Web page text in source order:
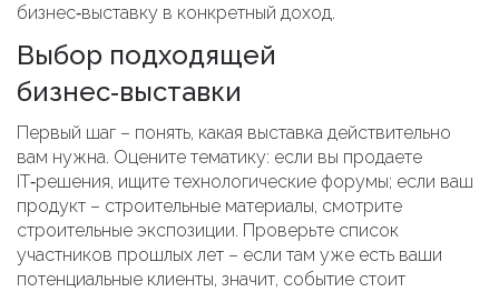
бизнес‑выставку в конкретный доход.
Выбор подходящей
бизнес‑выставки
Первый шаг – понять, какая выставка действительно
вам нужна. Оцените тематику: если вы продаете
IT‑решения, ищите технологические форумы; если ваш
продукт – строительные материалы, смотрите
строительные экспозиции. Проверьте список
участников прошлых лет – если там уже есть ваши
потенциальные клиенты, значит, событие стоит